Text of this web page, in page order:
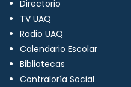
Directorio
TV UAQ
Radio UAQ
Calendario Escolar
Bibliotecas
Contraloría Social